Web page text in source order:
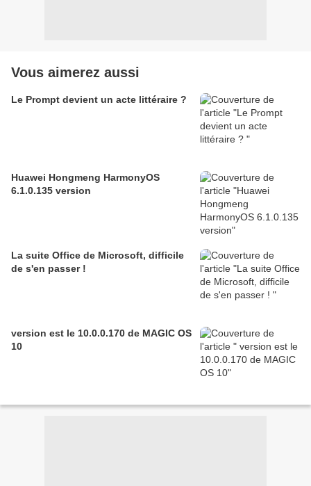
Vous aimerez aussi
Le Prompt devient un acte littéraire ?
Huawei Hongmeng HarmonyOS
6.1.0.135 version
La suite Office de Microsoft, difficile
de s'en passer !
version est le 10.0.0.170 de MAGIC OS
10